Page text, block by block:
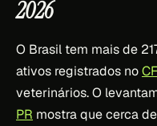
2026
O Brasil tem mais de
ativos registrados no
veterinários. O
PR mostra que cerca